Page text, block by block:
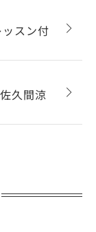
スン付
久間涼